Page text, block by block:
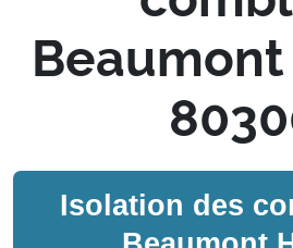
Isolation des